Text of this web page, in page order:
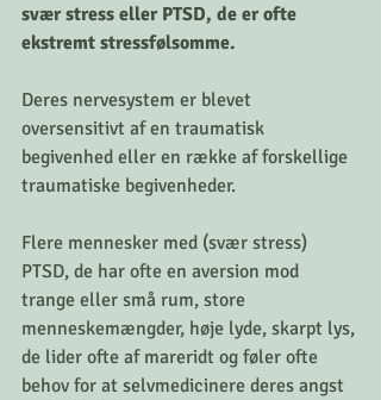
svær stress eller PTSD, de er ofte
ekstremt stressfølsomme.
Deres nervesystem er blevet
oversensitivt af en traumatisk
begivenhed eller en række af forskellige
traumatiske begivenheder.
Flere mennesker med (svær stress)
PTSD, de har ofte en aversion mod
trange eller små rum, store
menneskemængder, høje lyde, skarpt lys,
de lider ofte af mareridt og føler ofte
behov for at selvmedicinere deres angst